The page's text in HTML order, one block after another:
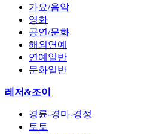
가요/음악
영화
공연/문화
해외연예
연예일반
문화일반
레저&조이
경륜-경마-경정
토토